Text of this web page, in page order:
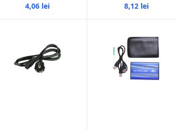
4,06 lei 8,12 lei